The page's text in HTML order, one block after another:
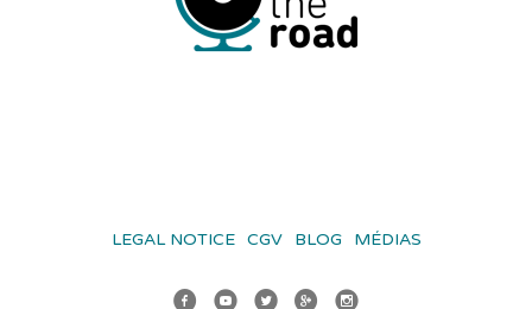
LEGAL NOTICE CGV BLOG MÉDIAS